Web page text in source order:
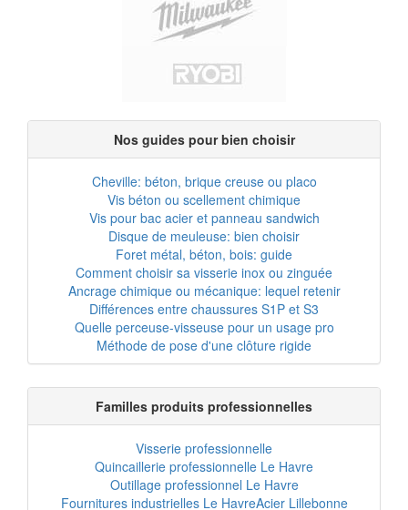
Nos guides pour bien choisir
Cheville: béton, brique creuse ou placo
Vis béton ou scellement chimique
Vis pour bac acier et panneau sandwich
Disque de meuleuse: bien choisir
Foret métal, béton, bois: guide
Comment choisir sa visserie inox ou zinguée
Ancrage chimique ou mécanique: lequel retenir
Différences entre chaussures S1P et S3
Quelle perceuse-visseuse pour un usage pro
Méthode de pose d'une clôture rigide
Familles produits professionnelles
Visserie professionnelle
Quincaillerie professionnelle Le Havre
Outillage professionnel Le Havre
Fournitures industrielles Le HavreAcier Lillebonne